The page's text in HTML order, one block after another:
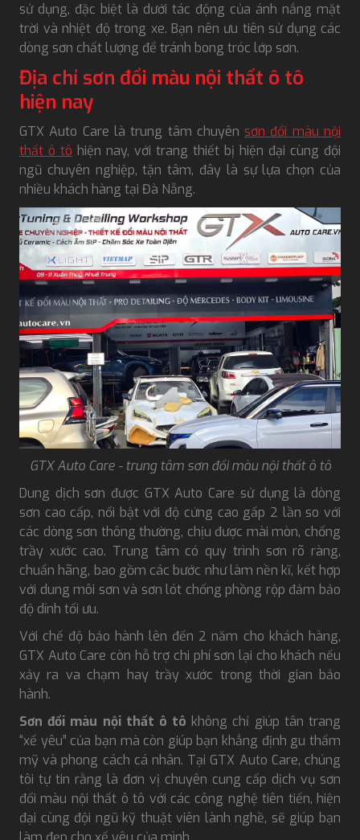
sử dụng, đặc biệt là dưới tác động của ánh nắng mặt
trời và nhiệt độ trong xe. Bạn nên ưu tiên sử dụng các
dòng sơn chất lượng để tránh bong tróc lớp sơn.
Địa chỉ sơn đổi màu nội thất ô tô
hiện nay
GTX Auto Care là trung tâm chuyênsơn đổi màu nội
thất ô tô hiện nay, với trang thiết bị hiện đại cùng đội
ngũ chuyên nghiệp, tận tâm, đây là sự lựa chọn của
nhiều khách hàng tại Đà Nẵng.
GTX Auto Care - trung tâm sơn đổi màu nội thất ô tô
Dung dịch sơn được GTX Auto Care sử dụng là dòng
sơn cao cấp, nổi bật với độ cứng cao gấp 2 lần so với
các dòng sơn thông thường, chịu được mài mòn, chống
trầy xước cao. Trung tâm có quy trình sơn rõ ràng,
chuẩn hãng, bao gồm các bước như làm nền kĩ, kết hợp
với dung môi sơn và sơn lót chống phồng rộp đảm bảo
độ dính tối ưu.
Với chế độ bảo hành lên đến 2 năm cho khách hàng,
GTX Auto Care còn hỗ trợ chi phí sơn lại cho khách nếu
xảy ra va chạm hay trầy xước trong thời gian bảo
hành.
Sơn đổi màu nội thất ô tô không chỉ giúp tân trang
“xế yêu” của bạn mà còn giúp bạn khẳng định gu thẩm
mỹ và phong cách cá nhân. Tại GTX Auto Care, chúng
tôi tự tin rằng là đơn vị chuyên cung cấp dịch vụ sơn
đổi màu nội thất ô tô với các công nghệ tiên tiến, hiện
đại cùng đội ngũ kỹ thuật viên lành nghề, sẽ giúp bạn